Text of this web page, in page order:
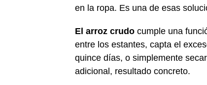
en la ropa. Es una de esas
El arroz crudo cumple una
entre los estantes, capta el
quince días, o simplemente
adicional, resultado concreto.